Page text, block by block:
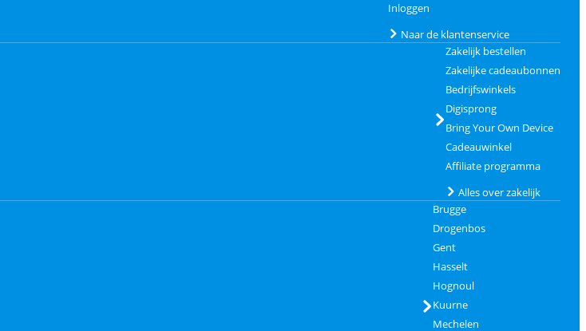
Inloggen
Naar de klantenservice
Zakelijk bestellen
Zakelijke cadeaubonnen
Bedrijfswinkels
Digisprong
Bring Your Own Device
Cadeauwinkel
Affiliate programma
Alles over zakelijk
Brugge
Drogenbos
Gent
Hasselt
Hognoul
Kuurne
Mechelen